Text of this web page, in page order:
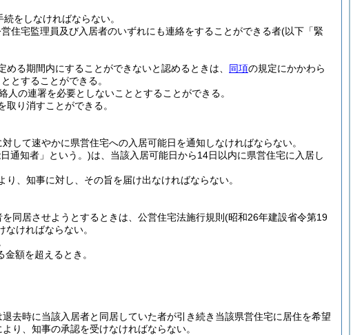
をしなければならない。
住宅監理員及び入居者のいずれにも連絡をすることができる者(以下「緊
める期間内にすることができないと認めるときは、 同項の規定にかかわら
とすることができる。
人の連署を必要としないこととすることができる。
り消すことができる。
して速やかに県営住宅への入居可能日を通知しなければならない。
通知者」という。)は、当該入居可能日から14日以内に県営住宅に入居し
、知事に対し、その旨を届け出なければならない。
同居させようとするときは、公営住宅法施行規則 (昭和26年建設省令第19
ければならない。
金額を超えるとき。
去時に当該入居者と同居していた者が引き続き当該県営住宅に居住を希望
り、知事の承認を受けなければならない。